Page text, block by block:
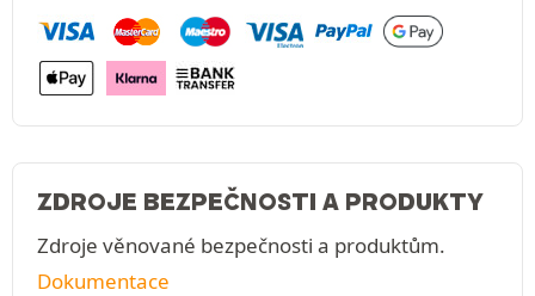
ZDROJE BEZPEČNOSTI A PRODUKTY
Zdroje věnované bezpečnosti a produktům.
Dokumentace